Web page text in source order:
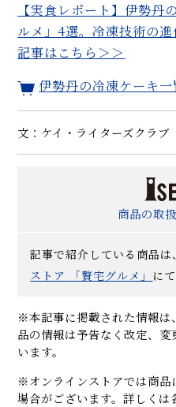
【実食レポート】伊勢丹
ルメ」4選。冷凍技術の
記事はこちら＞＞
伊勢丹の冷凍ケーキ
文：ケイ・ライターズクラブ
商品の取
記事で紹介している商品は、
ストア
「贅宅グルメ」 に
※本記事に掲載された情報は
品の情報は予告なく改定、
います。
※オンラインストアでは商品
場合がございます。詳しく